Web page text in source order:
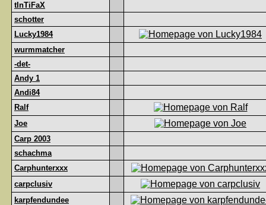
tInTiFaX
schotter
Lucky1984
wurmmatcher
-det-
Andy 1
Andi84
Ralf
Joe
Carp 2003
schachma
Carphunterxxx
carpclusiv
karpfendundee